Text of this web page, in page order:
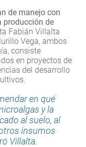
de manejo con
producción de
Fabián Villalta
Vega, ambos
consiste
en proyectos de
del desarrollo
en qué
y la
al suelo, al
insumos
Villalta.